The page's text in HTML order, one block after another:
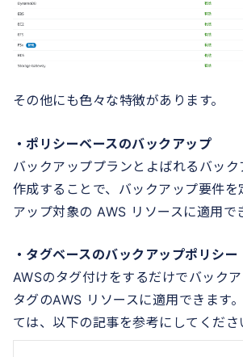
その他にも色々な特徴があります。
・ポリシーベースのバックアップ
バックアッププランとよばれるバッ
作成することで、バックアップ要件を
アップ対象の AWS リソースに適用で
・タグベースのバックアップポリシー
AWSのタグ付けをするだけでバック
タグのAWS リソースに適用できます
ては、以下の記事を参考にしてくださ